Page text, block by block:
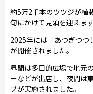
約5万2千本のツツジが植
旬にかけて見頃を迎えます
2025年には「あつぎつつ
が開催されました。
昼間は多目的広場で地元
ーなどが出店し、夜間は
プが実施されました。